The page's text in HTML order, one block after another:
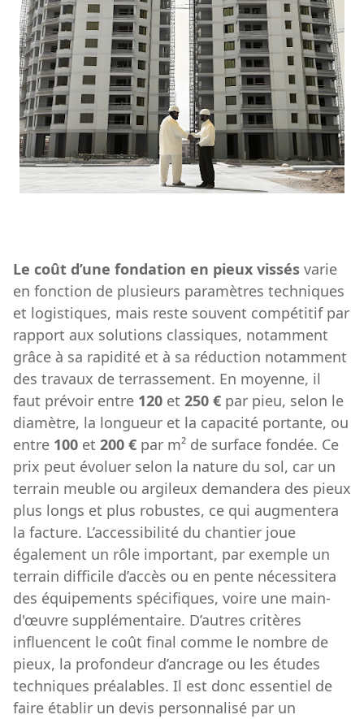
Le coût d’une fondation en pieux vissés varie
en fonction de plusieurs paramètres techniques
et logistiques, mais reste souvent compétitif par
rapport aux solutions classiques, notamment
grâce à sa rapidité et à sa réduction notamment
des travaux de terrassement. En moyenne, il
faut prévoir entre 120 et 250 € par pieu, selon le
diamètre, la longueur et la capacité portante, ou
entre 100 et 200 € par m² de surface fondée. Ce
prix peut évoluer selon la nature du sol, car un
terrain meuble ou argileux demandera des pieux
plus longs et plus robustes, ce qui augmentera
la facture. L’accessibilité du chantier joue
également un rôle important, par exemple un
terrain difficile d’accès ou en pente nécessitera
des équipements spécifiques, voire une main-
d'œuvre supplémentaire. D’autres critères
influencent le coût final comme le nombre de
pieux, la profondeur d’ancrage ou les études
techniques préalables. Il est donc essentiel de
faire établir un devis personnalisé par un